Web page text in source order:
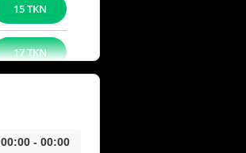
15 TKN
17 TKN
00:00 - 00:00